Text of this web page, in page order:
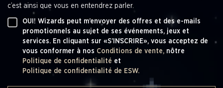
c’est ainsi que vous en entendrez parler.
OUI! Wizards peut m’envoyer des offres et des e-mails
promotionnels au sujet de ses événements, jeux et
services. En cliquant sur «S’INSCRIRE», vous acceptez de
vous conformer à nos Conditions de vente, nôtre
Politique de confidentialité et
Politique de confidentialité de ESW.